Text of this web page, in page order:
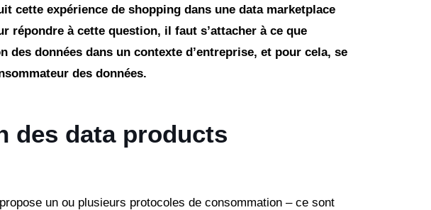
cette expérience de shopping dans une data marketplace
répondre à cette question, il faut s’attacher à ce que
des données dans un contexte d’entreprise, et pour cela, se
des données.
des data products
un ou plusieurs protocoles de consommation – ce sont